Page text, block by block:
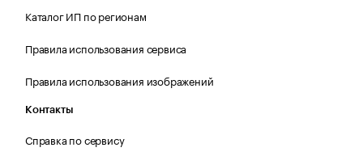
Каталог ИП по регионам
Правила использования сервиса
Правила использования изображений
Контакты
Справка по сервису